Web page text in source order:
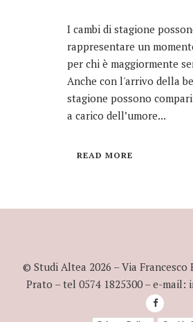
I cambi di stagione
rappresentare un
per chi è maggiormente
Anche con l'arrivo della
stagione possono
a carico dell’umore...
READ MORE
© Studi Altea 2026 – Via Francesco
Prato – tel 0574 1825300 – e-